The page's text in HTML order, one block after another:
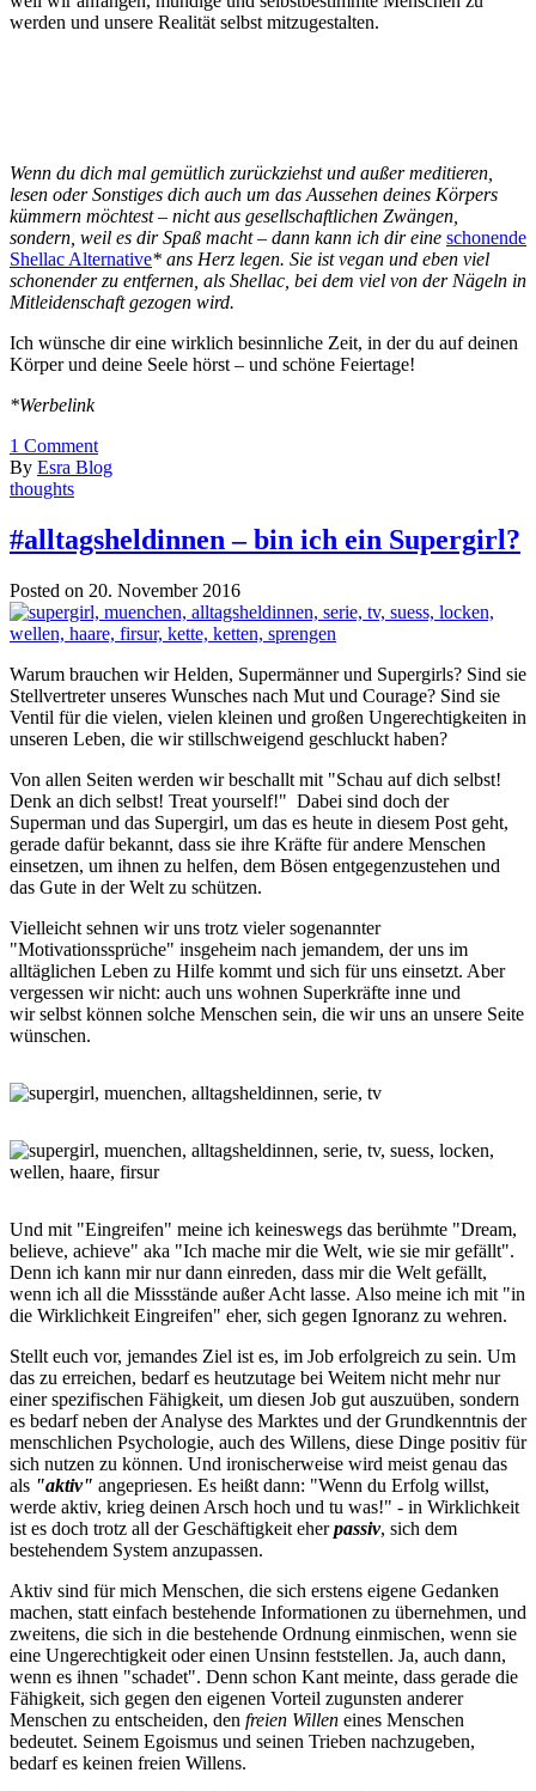
werden und unsere Realität selbst mitzugestalten.
Wenn du dich mal gemütlich zurückziehst und außer meditieren,
lesen oder Sonstiges dich auch um das Aussehen deines Körpers
kümmern möchtest – nicht aus gesellschaftlichen Zwängen,
sondern, weil es dir Spaß macht – dann kann ich dir eine schonende
Shellac Alternative* ans Herz legen. Sie ist vegan und eben viel
schonender zu entfernen, als Shellac, bei dem viel von der Nägeln in
Mitleidenschaft gezogen wird.
Ich wünsche dir eine wirklich besinnliche Zeit, in der du auf deinen
Körper und deine Seele hörst – und schöne Feiertage!
*Werbelink
1 Comment
By Esra Blog
thoughts
#alltagsheldinnen – bin ich ein Supergirl?
Posted on 20. November 2016
Warum brauchen wir Helden, Supermänner und Supergirls? Sind sie
Stellvertreter unseres Wunsches nach Mut und Courage? Sind sie
Ventil für die vielen, vielen kleinen und großen Ungerechtigkeiten in
unseren Leben, die wir stillschweigend geschluckt haben?
Von allen Seiten werden wir beschallt mit "Schau auf dich selbst!
Denk an dich selbst! Treat yourself!" Dabei sind doch der
Superman und das Supergirl, um das es heute in diesem Post geht,
gerade dafür bekannt, dass sie ihre Kräfte für andere Menschen
einsetzen, um ihnen zu helfen, dem Bösen entgegenzustehen und
das Gute in der Welt zu schützen.
Vielleicht sehnen wir uns trotz vieler sogenannter
"Motivationssprüche" insgeheim nach jemandem, der uns im
alltäglichen Leben zu Hilfe kommt und sich für uns einsetzt. Aber
vergessen wir nicht: auch uns wohnen Superkräfte inne und
wir selbst können solche Menschen sein, die wir uns an unsere Seite
wünschen.
Und mit "Eingreifen" meine ich keineswegs das berühmte "Dream,
believe, achieve" aka "Ich mache mir die Welt, wie sie mir gefällt".
Denn ich kann mir nur dann einreden, dass mir die Welt gefällt,
wenn ich all die Missstände außer Acht lasse. Also meine ich mit "in
die Wirklichkeit Eingreifen" eher, sich gegen Ignoranz zu wehren.
Stellt euch vor, jemandes Ziel ist es, im Job erfolgreich zu sein. Um
das zu erreichen, bedarf es heutzutage bei Weitem nicht mehr nur
einer spezifischen Fähigkeit, um diesen Job gut auszuüben, sondern
es bedarf neben der Analyse des Marktes und der Grundkenntnis der
menschlichen Psychologie, auch des Willens, diese Dinge positiv für
sich nutzen zu können. Und ironischerweise wird meist genau das
als "aktiv" angepriesen. Es heißt dann: "Wenn du Erfolg willst,
werde aktiv, krieg deinen Arsch hoch und tu was!" - in Wirklichkeit
ist es doch trotz all der Geschäftigkeit eherpassiv, sich dem
bestehendem System anzupassen.
Aktiv sind für mich Menschen, die sich erstens eigene Gedanken
machen, statt einfach bestehende Informationen zu übernehmen, und
zweitens, die sich in die bestehende Ordnung einmischen, wenn sie
eine Ungerechtigkeit oder einen Unsinn feststellen. Ja, auch dann,
wenn es ihnen "schadet". Denn schon Kant meinte, dass gerade die
Fähigkeit, sich gegen den eigenen Vorteil zugunsten anderer
Menschen zu entscheiden, den freien Willen eines Menschen
bedeutet. Seinem Egoismus und seinen Trieben nachzugeben,
bedarf es keinen freien Willens.